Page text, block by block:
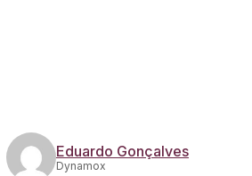
Eduardo Gonçalves
Dynamox